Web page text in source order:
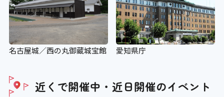
名古屋城／西の丸御蔵城宝館 愛知県庁
近くで開催中・近日開催のイベント